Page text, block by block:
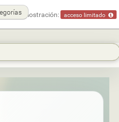
demostración: acceso limitado